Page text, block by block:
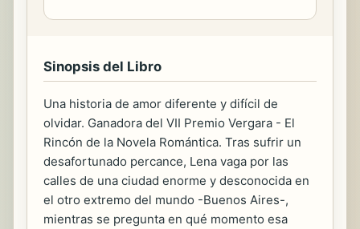
Sinopsis del Libro
Una historia de amor diferente y difícil de
olvidar. Ganadora del VII Premio Vergara - El
Rincón de la Novela Romántica. Tras sufrir un
desafortunado percance, Lena vaga por las
calles de una ciudad enorme y desconocida en
el otro extremo del mundo -Buenos Aires-,
mientras se pregunta en qué momento esa